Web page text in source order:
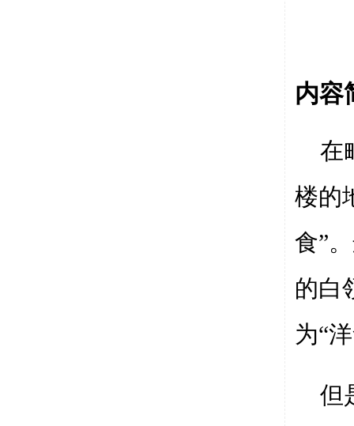
内容
在
楼的
食”
的白
为“
但